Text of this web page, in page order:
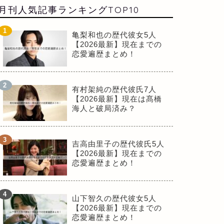
刊人気記事ランキングTOP10
亀梨和也の歴代彼女5人
【2026最新】現在までの
恋愛遍歴まとめ！
有村架純の歴代彼氏7人
【2026最新】現在は髙橋
海人と破局済み？
吉高由里子の歴代彼氏5人
【2026最新】現在までの
恋愛遍歴まとめ！
山下智久の歴代彼女5人
【2026最新】現在までの
恋愛遍歴まとめ！